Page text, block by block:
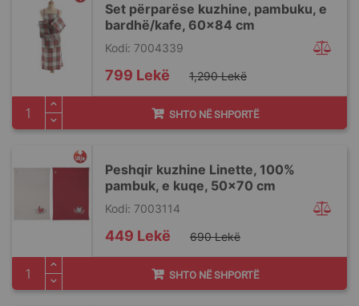
Set përparëse kuzhine, pambuku, e
bardhë/kafe, 60x84 cm
Kodi: 7004339
Special
Price
799 Lekë 1,290 Lekë
SHTO NË SHPORTË
Peshqir kuzhine Linette, 100%
pambuk, e kuqe, 50x70 cm
Kodi: 7003114
Special
Price
449 Lekë 690 Lekë
SHTO NË SHPORTË